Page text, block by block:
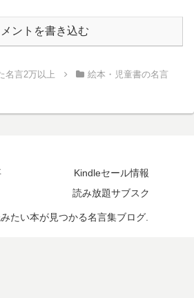
ントを書き込む
名言2万以上 絵本・児童書の名言
Kindleセール情報
読み放題サブスク
たい本が見つかる名言集ブログ.